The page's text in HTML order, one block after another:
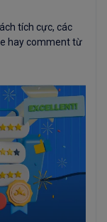
tích cực, các
hay comment từ